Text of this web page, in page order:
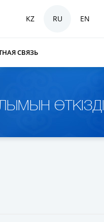
KZ RU EN
СВЯЗЬ
ӨТКІЗДІ